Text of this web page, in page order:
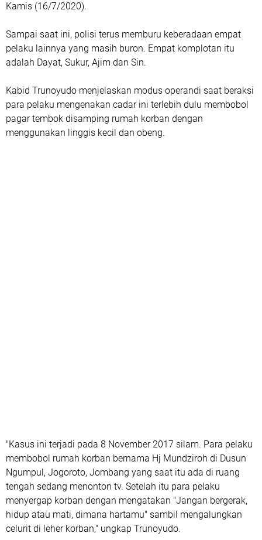
Kamis (16/7/2020).
Sampai saat ini, polisi terus memburu keberadaan empat
pelaku lainnya yang masih buron. Empat komplotan itu
adalah Dayat, Sukur, Ajim dan Sin.
Kabid Trunoyudo menjelaskan modus operandi saat beraksi
para pelaku mengenakan cadar ini terlebih dulu membobol
pagar tembok disamping rumah korban dengan
menggunakan linggis kecil dan obeng.
"Kasus ini terjadi pada 8 November 2017 silam. Para pelaku
membobol rumah korban bernama Hj Mundziroh di Dusun
Ngumpul, Jogoroto, Jombang yang saat itu ada di ruang
tengah sedang menonton tv. Setelah itu para pelaku
menyergap korban dengan mengatakan "Jangan bergerak,
hidup atau mati, dimana hartamu" sambil mengalungkan
celurit di leher korban," ungkap Trunoyudo.